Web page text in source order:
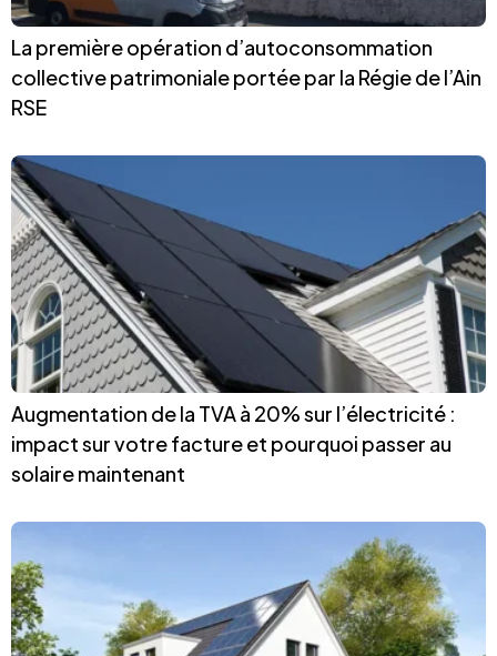
La première opération d’autoconsommation
collective patrimoniale portée par la Régie de l’Ain
RSE
Augmentation de la TVA à 20% sur l’électricité :
impact sur votre facture et pourquoi passer au
solaire maintenant